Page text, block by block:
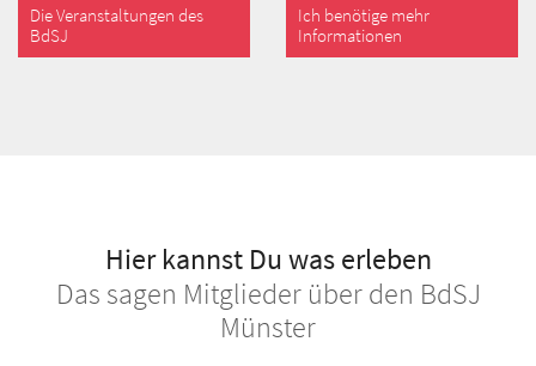
Die Veranstaltungen des
BdSJ
Ich benötige mehr
Informationen
Hier kannst Du was erleben
Das sagen Mitglieder über den BdSJ
Münster